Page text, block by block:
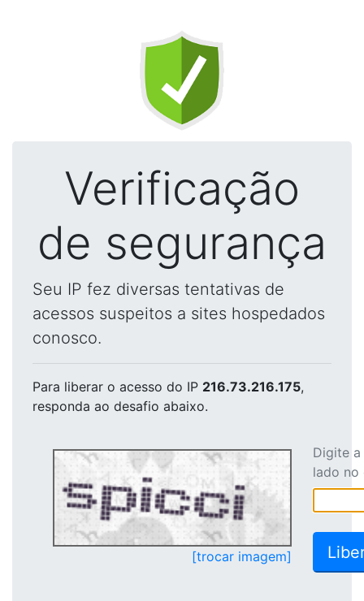
Verificação
de segurança
Seu IP fez diversas tentativas de
acessos suspeitos a sites hospedados
conosco.
Para liberar o acesso do IP 216.73.216.175,
responda ao desafio abaixo.
[trocar imagem]
Digite
lado no